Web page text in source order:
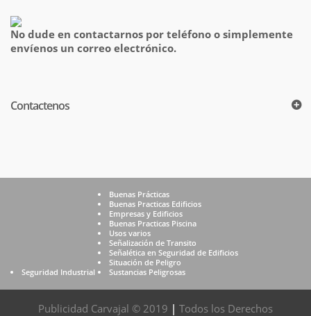
No dude en contactarnos por teléfono o simplemente
envíenos un correo electrónico.
Contactenos
Seguridad Industrial
Buenas Prácticas
Buenas Practicas Edificios
Empresas y Edificios
Buenas Practicas Piscina
Usos varios
Señalización de Transito
Señalética en Seguridad de Edificios
Situación de Peligro
Sustancias Peligrosas
Publicidad Carvajal © 2019 | Todos los Derechos